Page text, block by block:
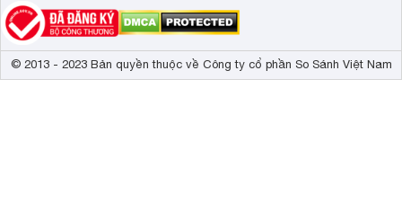
© 2013 - 2023 Bản quyền thuộc về Công ty cổ phần So Sánh Việt Nam